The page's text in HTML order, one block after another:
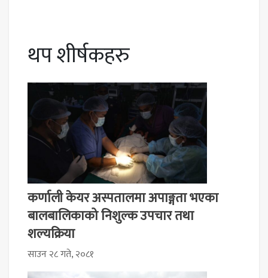
थप शीर्षकहरु
कर्णाली केयर अस्पतालमा अपाङ्गता भएका
बालबालिकाको निशुल्क उपचार तथा
शल्यक्रिया
साउन २८ गते, २०८१